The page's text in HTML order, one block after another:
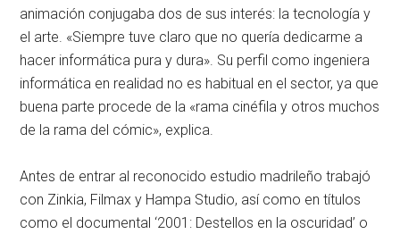
animación conjugaba dos de sus interés: la tecnología y
el arte. «Siempre tuve claro que no quería dedicarme a
hacer informática pura y dura». Su perfil como ingeniera
informática en realidad no es habitual en el sector, ya que
buena parte procede de la «rama cinéfila y otros muchos
de la rama del cómic», explica.
Antes de entrar al reconocido estudio madrileño trabajó
con Zinkia, Filmax y Hampa Studio, así como en títulos
como el documental ‘2001: Destellos en la oscuridad’ o